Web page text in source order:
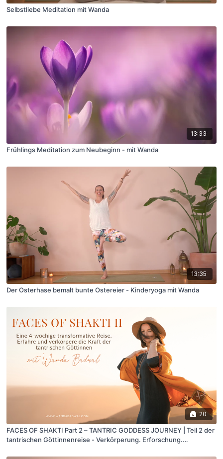
Selbstliebe Meditation mit Wanda
13:33
Frühlings Meditation zum Neubeginn - mit Wanda
13:35
Der Osterhase bemalt bunte Ostereier - Kinderyoga mit Wanda
20
FACES OF SHAKTI Part 2 – TANTRIC GODDESS JOURNEY | Teil 2 der
tantrischen Göttinnenreise - Verkörperung. Erforschung.